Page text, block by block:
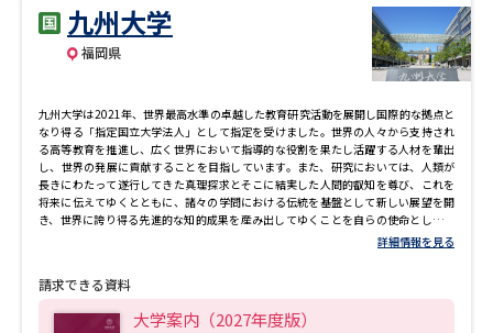
ン学群】 Society5.0社会を迎え、デジタル化・オンラインが中心となる時代にお
いて、多様な分野を原理的に理解し、新たな産業やビジネスの創成あるいは既存シ
ステムの改変に対して、多視点から主体的に、デジタル技術とソリューション創造
能力を統合して、新たな価値を生み出すことができる人材の育成が世界的な急務と
なっています。 データ＆イノベーション学群では、「次世代 ICTリテラシー」、
なわち、工学的視点と社会に対する俯瞰的な視野の両方を兼ね備えた文理統合型の
教育・研究を展開し、これを通じて社会に貢献します。 本学群では、急速に進化す
る現代社会に対応し、世界の各産業分野で求められるDXの先導者となる、「次世代
ICT力と文理の垣根を超えた基礎力とを統合して、価値創造やソリューション創出を
行う人材」の輩出を目的とします。 【経済・マネジメント学群】 これまで取り組
んできた企業・起業・行政などでの実践的経営といった経営学が主として取り扱う
分野に加え、経済政策や地域政策など経済学が取り扱う分野も対象とし、さらには
心理学や生物学などの先端研究成果を大胆に取り入れながら、人間の行動や社会現
効果・統合効果を最大限に活用することにより、現代社会が抱える複雑な諸課題を
理解し、解決するために、社会システムの設計と高度なマネジメント能力を習得
し、さまざまな専門領域で力を発揮できる人材が育つことをめざします。
九州大学
福岡県
九州大学は2021年、世界最高水準の卓越した教育研究活動を展開し国際的な拠点と
なり得る「指定国立大学法人」として指定を受けました。世界の人々から支持され
る高等教育を推進し、広く世界において指導的な役割を果たし活躍する人材を輩出
し、世界の発展に貢献することを目指しています。また、研究においては、人類が
長きにわたって遂行してきた真理探求とそこに結実した人間的叡知を尊び、これを
将来に伝えてゆくとともに、諸々の学問における伝統を基盤として新しい展望を開
き、世界に誇り得る先進的な知的成果を産み出してゆくことを自らの使命として定
詳細情報を見る
請求できる資料
大学案内（2027年度版）